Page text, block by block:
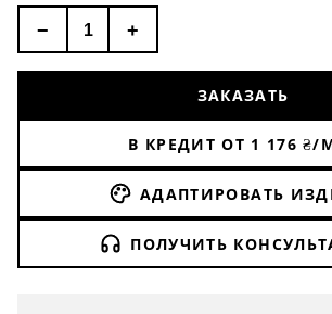
− +
ЗАКАЗАТЬ
В КРЕДИТ ОТ 1 176 ₴/
АДАПТИРОВАТЬ
ПОЛУЧИТЬ